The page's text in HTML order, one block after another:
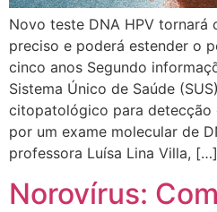
Novo teste DNA HPV tornará
preciso e poderá estender o
cinco anos Segundo
Sistema Único de Saúde
citopatológico para detecção
por um exame molecular de
professora Luísa Lina Villa, […]
Norovírus: